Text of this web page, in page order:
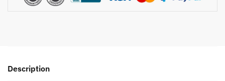
Description